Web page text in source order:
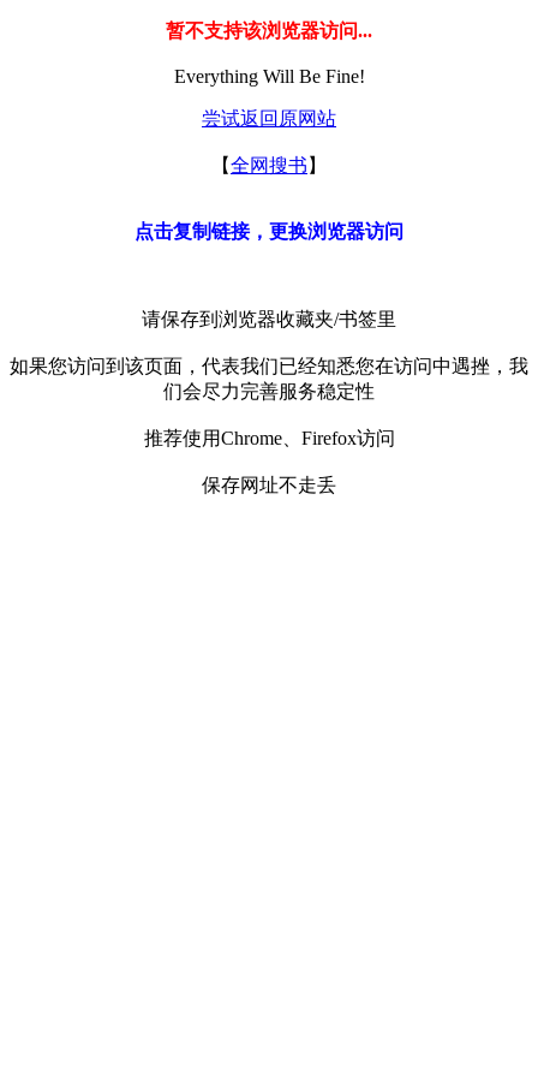
暂不支持该浏览器访问...
Everything Will Be Fine!
尝试返回原网站
【全网搜书 】
点击复制链接，更换浏览器访问
请保存到浏览器收藏夹/书签里
如果您访问到该页面，代表我们已经知悉您在访问中遇挫，我
们会尽力完善服务稳定性
推荐使用Chrome、Firefox访问
保存网址不走丢